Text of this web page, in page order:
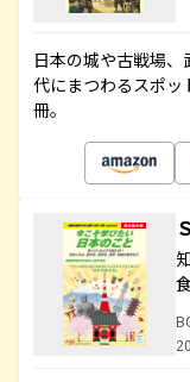
日本の城や古戦場
代にまつわるスポ
冊。